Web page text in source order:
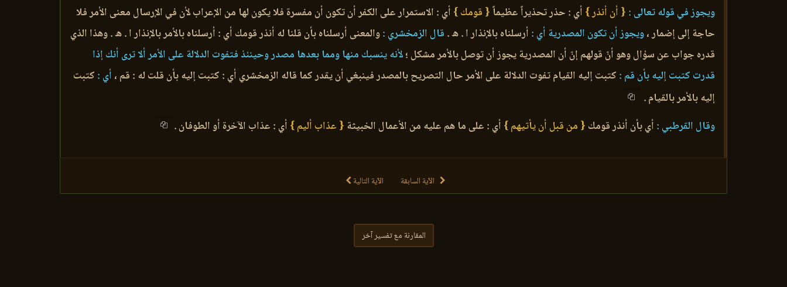
ويجوز في قوله تعالى : { أن أنذر } أي : حذر تحذيراً عظيماً{ قومك } أي : الاستمرار على الكفر أن تكون أن مفسرة فلا يكون لها من الإعراب لأن في الإرسال معنى الأمر فلا
حاجة إلى إضمار ،ويجوز أن تكون المصدرية أي : أرسلناه بالإنذار ا . ه . قال الزمخشري :والمعنى أرسلناه بأن قلنا له أنذر قومك أي : أرسلناه بالأمر بالإنذار ا . ه . وهذا الذي
قدره جواب عن سؤال وهو أنّ قولهم إنّ أن المصدرية يجوز أن توصل بالأمر مشكل ؛لأنه ينسبك منها ومما بعدها مصدر وحينئذ فتفوت الدلالة على الأمر ألا ترى أنك إذا
قدرت كتبت إليه بأن قم : كتبت إليه القيام تفوت الدلالة على الأمر حال التصريح بالمصدر فينبغي أن يقدر كما قاله الزمخشري أي : كتبت إليه بأن قلت له : قم ، أي : كتبت
إليه بالأمر بالقيام .
وقال القرطبي : أي بأن أنذر قومك { من قبل أن يأتيهم } أي : على ما هم عليه من الأعمال الخبيثة { عذاب أليم } أي : عذاب الآخرة أو الطوفان .
الآية السابقة الآية التالية
المقارنة مع تفسير آخر